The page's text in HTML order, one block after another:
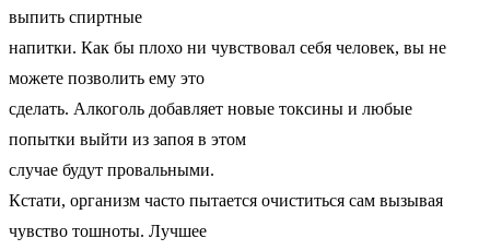
выпить спиртные
напитки. Как бы плохо ни чувствовал себя человек, вы не
можете позволить ему это
сделать. Алкоголь добавляет новые токсины и любые
попытки выйти из запоя в этом
случае будут провальными.
Кстати, организм часто пытается очиститься сам вызывая
чувство тошноты. Лучшее